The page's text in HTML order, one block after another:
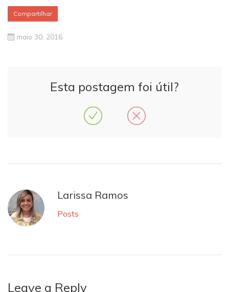
Compartilhar
maio 30, 2016
Esta postagem foi útil?
Larissa Ramos
Posts
Leave a Reply